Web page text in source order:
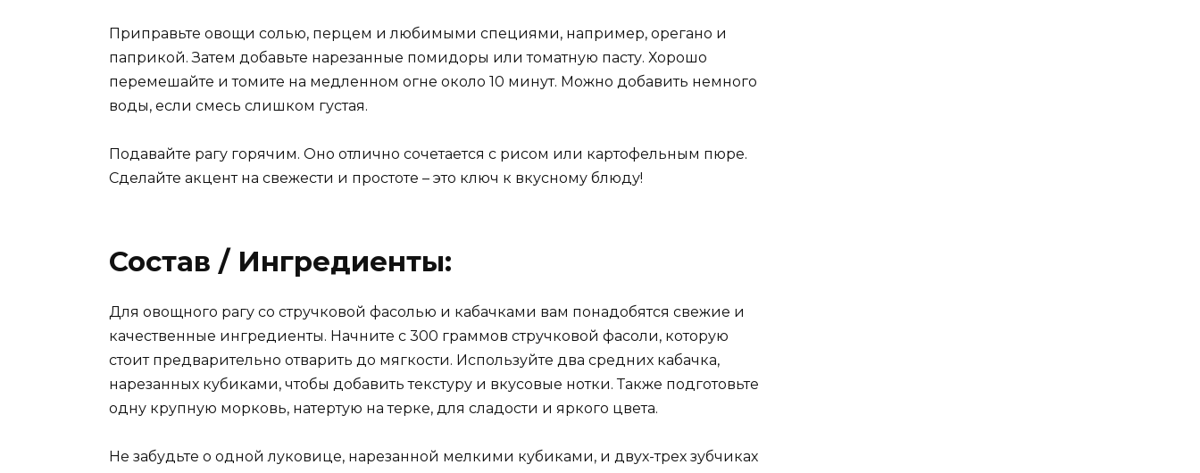
Приправьте овощи солью, перцем и любимыми специями, например, орегано и
паприкой. Затем добавьте нарезанные помидоры или томатную пасту. Хорошо
перемешайте и томите на медленном огне около 10 минут. Можно добавить немного
воды, если смесь слишком густая.
Подавайте рагу горячим. Оно отлично сочетается с рисом или картофельным пюре.
Сделайте акцент на свежести и простоте – это ключ к вкусному блюду!
Состав / Ингредиенты:
Для овощного рагу со стручковой фасолью и кабачками вам понадобятся свежие и
качественные ингредиенты. Начните с 300 граммов стручковой фасоли, которую
стоит предварительно отварить до мягкости. Используйте два средних кабачка,
нарезанных кубиками, чтобы добавить текстуру и вкусовые нотки. Также подготовьте
одну крупную морковь, натертую на терке, для сладости и яркого цвета.
Не забудьте о одной луковице, нарезанной мелкими кубиками, и двух-трех зубчиках